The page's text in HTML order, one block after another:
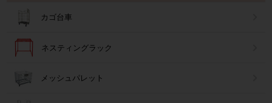
カゴ台車
ネスティングラック
メッシュパレット